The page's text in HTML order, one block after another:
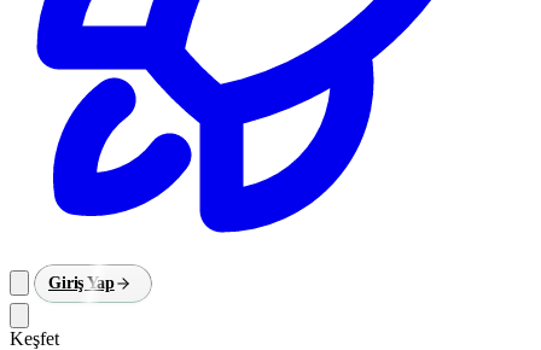
Giriş Yap
Keşfet